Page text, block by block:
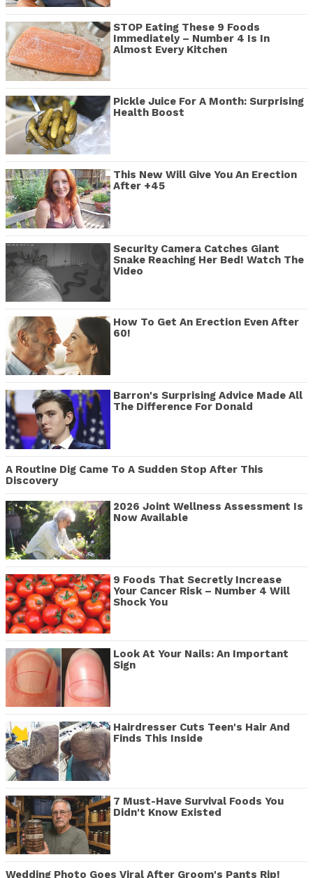
STOP Eating These 9 Foods
Immediately – Number 4 Is In
Almost Every Kitchen
Pickle Juice For A Month: Surprising
Health Boost
This New Will Give You An Erection
After +45
Security Camera Catches Giant
Snake Reaching Her Bed! Watch The
Video
How To Get An Erection Even After
60!
Barron's Surprising Advice Made All
The Difference For Donald
A Routine Dig Came To A Sudden Stop After This
Discovery
2026 Joint Wellness Assessment Is
Now Available
9 Foods That Secretly Increase
Your Cancer Risk – Number 4 Will
Shock You
Look At Your Nails: An Important
Sign
Hairdresser Cuts Teen's Hair And
Finds This Inside
7 Must-Have Survival Foods You
Didn't Know Existed
Wedding Photo Goes Viral After Groom's Pants Rip!